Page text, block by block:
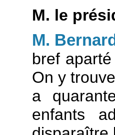
M. le
M.
bref
On y
a
enfants